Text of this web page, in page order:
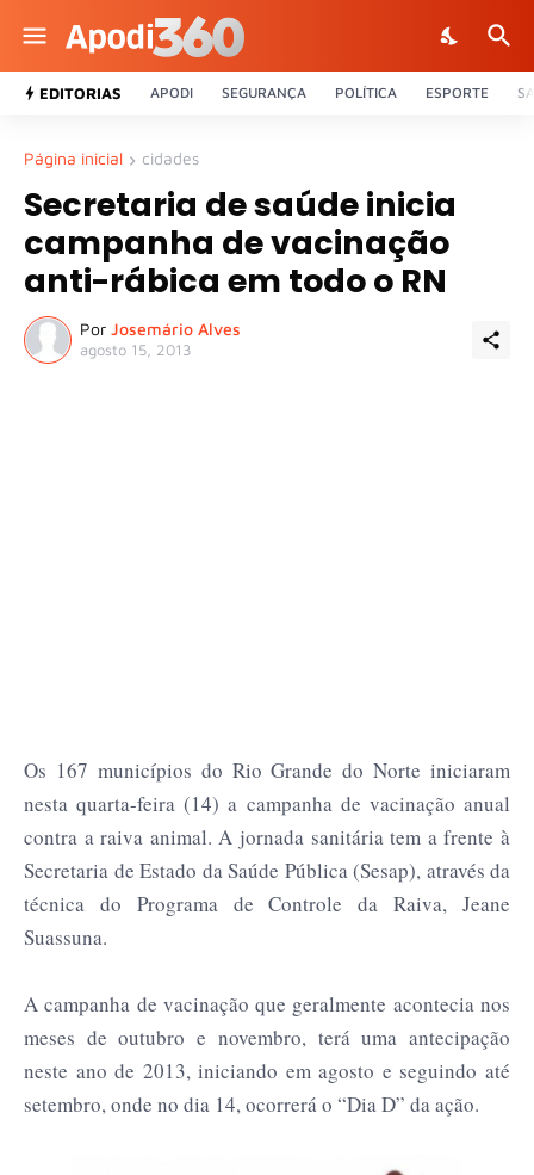
EDITORIAS APODI SEGURANÇA POLÍTICA ESPORTE
Página inicial cidades
Secretaria de saúde inicia
campanha de vacinação
anti-rábica em todo o RN
Por Josemário Alves
agosto 15, 2013
Os 167 municípios do Rio Grande do Norte iniciaram
nesta quarta-feira (14) a campanha de vacinação anual
contra a raiva animal. A jornada sanitária tem a frente à
Secretaria de Estado da Saúde Pública (Sesap), através da
técnica do Programa de Controle da Raiva, Jeane
Suassuna.
A campanha de vacinação que geralmente acontecia nos
meses de outubro e novembro, terá uma antecipação
neste ano de 2013, iniciando em agosto e seguindo até
setembro, onde no dia 14, ocorrerá o “Dia D” da ação.